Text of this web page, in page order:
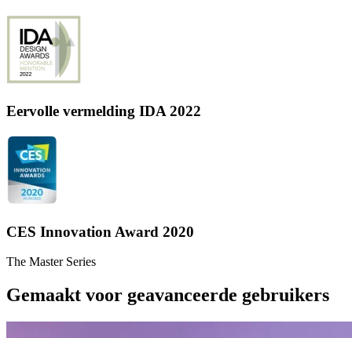
Eervolle vermelding IDA 2022
CES Innovation Award 2020
The Master Series
Gemaakt voor geavanceerde gebruikers